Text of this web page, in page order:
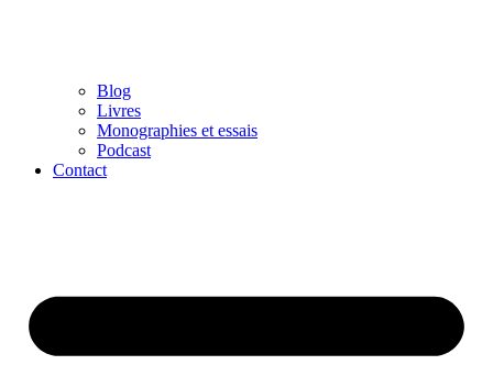
Blog
Livres
Monographies et essais
Podcast
Contact